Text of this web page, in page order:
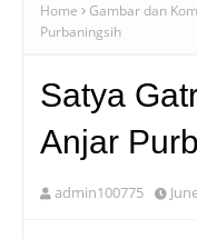
Home Gambar dan
Purbaningsih
Satya
Anjar
admin100775